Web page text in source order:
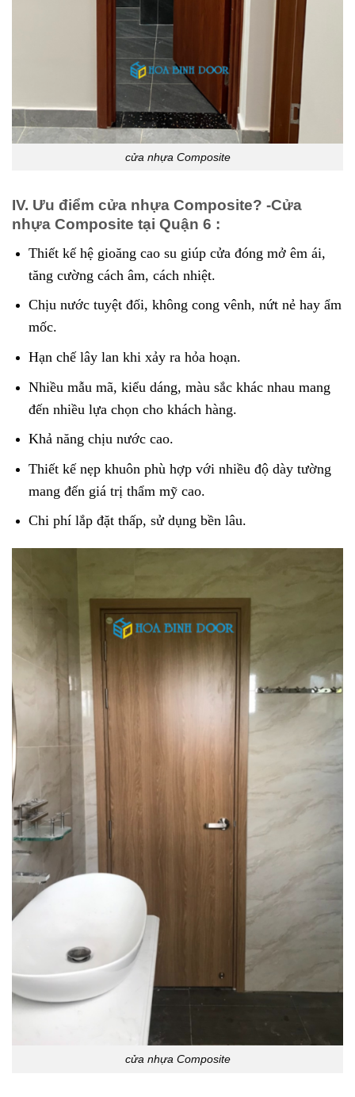
cửa nhựa Composite
IV. Ưu điểm cửa nhựa Composite? -Cửa
nhựa Composite tại Quận 6 :
Thiết kế hệ gioăng cao su giúp cửa đóng mở êm ái,
tăng cường cách âm, cách nhiệt.
Chịu nước tuyệt đối, không cong vênh, nứt nẻ hay ẩm
mốc.
Hạn chế lây lan khi xảy ra hỏa hoạn.
Nhiều mẫu mã, kiểu dáng, màu sắc khác nhau mang
đến nhiều lựa chọn cho khách hàng.
Khả năng chịu nước cao.
Thiết kế nẹp khuôn phù hợp với nhiều độ dày tường
mang đến giá trị thẩm mỹ cao.
Chi phí lắp đặt thấp, sử dụng bền lâu.
cửa nhựa Composite